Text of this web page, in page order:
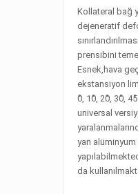
Kollateral bağ
dejeneratif
prensibini
Esnek,hava
ekstansiyon
0̊, 10̊, 20̊, 30̊,
universal
yan alüminyum
da